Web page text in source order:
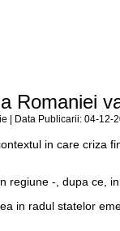
Romaniei
| Data Publicarii: 04-12-
in care
-, dupa ce,
in radul statelor